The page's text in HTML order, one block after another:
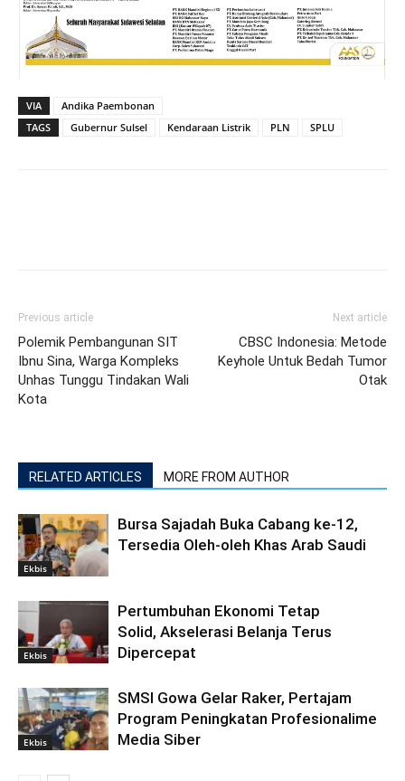
VIA
Andika Paembonan
TAGS
Gubernur Sulsel Kendaraan Listrik PLN SPLU
Previous article
Polemik Pembangunan SIT
Ibnu Sina, Warga Kompleks
Unhas Tunggu Tindakan Wali
Kota
Next article
CBSC Indonesia: Metode
Keyhole Untuk Bedah Tumor
Otak
RELATED ARTICLES MORE FROM AUTHOR
Ekbis
Bursa Sajadah Buka Cabang ke-12,
Tersedia Oleh-oleh Khas Arab Saudi
Ekbis
Pertumbuhan Ekonomi Tetap
Solid, Akselerasi Belanja Terus
Dipercepat
Ekbis
SMSI Gowa Gelar Raker, Pertajam
Program Peningkatan Profesionalime
Media Siber